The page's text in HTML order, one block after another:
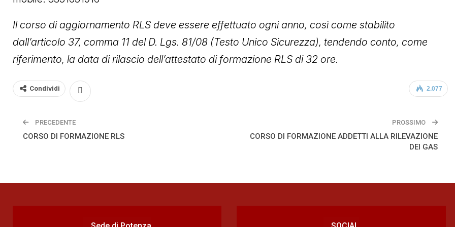
Il corso di aggiornamento RLS deve essere effettuato ogni anno, così come stabilito
dall’articolo 37, comma 11 del D. Lgs. 81/08 (Testo Unico Sicurezza), tendendo conto, come
riferimento, la data di rilascio dell’attestato di formazione RLS di 32 ore.
2.077
Condividi
PRECEDENTE
CORSO DI FORMAZIONE RLS
PROSSIMO
CORSO DI FORMAZIONE ADDETTI ALLA RILEVAZIONE
DEI GAS